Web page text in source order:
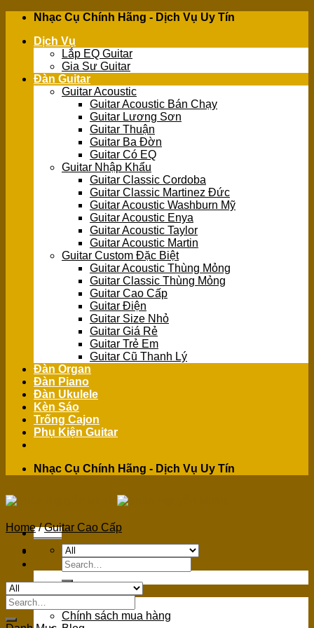
Skip
content
Nhạc Cụ Chính Hãng - Dịch Vụ Uy Tín
Dịch Vụ
Lắp EQ Guitar
Gia Sư Guitar
Đàn Guitar
Guitar Acoustic
Guitar Acoustic Bán Chạy
Guitar Lương Sơn
Guitar Thuận
Guitar Ba Đờn
Guitar Có EQ
Guitar Nhập Khẩu
Guitar Classic Cordoba
Guitar Classic Martinez Đức
Guitar Acoustic Washburn Mỹ
Guitar Acoustic Enya
Guitar Acoustic Taylor
Guitar Acoustic Martin
Guitar Custom Đặc Biệt
Guitar Acoustic Thùng Mỏng
Guitar Classic Thùng Mỏng
Guitar Cao Cấp
Guitar Điện
Guitar Size Nhỏ
Guitar Giá Rẻ
Guitar Trẻ Em
Guitar Cũ Thanh Lý
Đàn Organ
Đàn Piano
Đàn Ukulele
Kèn Sáo
Trống Cajon
Phụ Kiện Guitar
Nhạc Cụ Chính Hãng - Dịch Vụ Uy Tín
Menu
Search
for:
Chính sách mua hàng
Home / Guitar Cao Cấp
Search
for: